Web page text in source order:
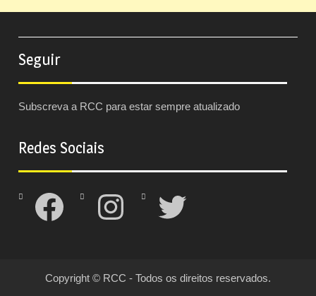
Seguir
Subscreva a RCC para estar sempre atualizado
Redes Sociais
Facebook Instagram Twitter
Copyright © RCC - Todos os direitos reservados.